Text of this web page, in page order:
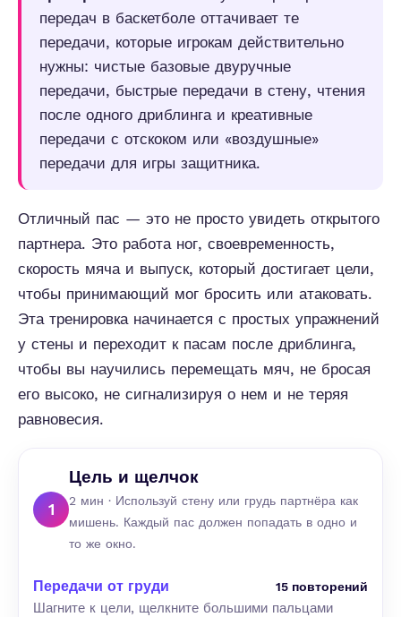
передач в баскетболе оттачивает те
передачи, которые игрокам действительно
нужны: чистые базовые двуручные
передачи, быстрые передачи в стену, чтения
после одного дриблинга и креативные
передачи с отскоком или «воздушные»
передачи для игры защитника.
Отличный пас — это не просто увидеть открытого
партнера. Это работа ног, своевременность,
скорость мяча и выпуск, который достигает цели,
чтобы принимающий мог бросить или атаковать.
Эта тренировка начинается с простых упражнений
у стены и переходит к пасам после дриблинга,
чтобы вы научились перемещать мяч, не бросая
его высоко, не сигнализируя о нем и не теряя
равновесия.
1
Цель и щелчок
2 мин · Используй стену или грудь партнёра как
мишень. Каждый пас должен попадать в одно и
то же окно.
Передачи от груди 15 повторений
Шагните к цели, щелкните большими пальцами